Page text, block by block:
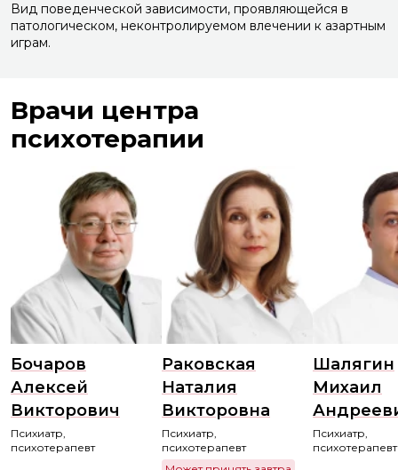
Вид поведенческой зависимости, проявляющейся в
патологическом, неконтролируемом влечении к азартным
играм.
Врачи центра
психотерапии
Бочаров
Алексей
Викторович
Психиатр,
психотерапевт
Раковская
Наталия
Викторовна
Психиатр,
психотерапевт
Шалягин
Михаил
Психиатр,
психотерапевт